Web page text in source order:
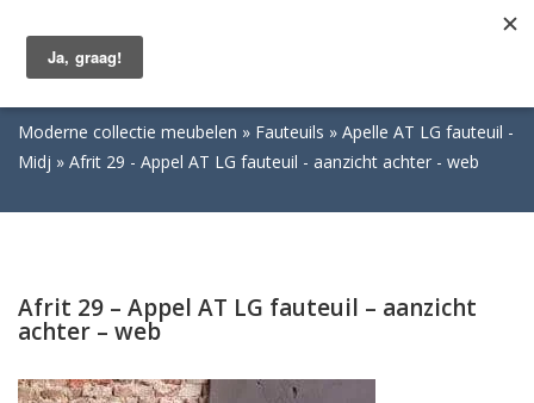
Moderne collectie meubelen Fauteuils
Apelle AT LG fauteuil -
Midj
Afrit 29 - Appel AT LG fauteuil - aanzicht achter - web
Afrit 29 – Appel AT LG fauteuil – aanzicht
achter – web